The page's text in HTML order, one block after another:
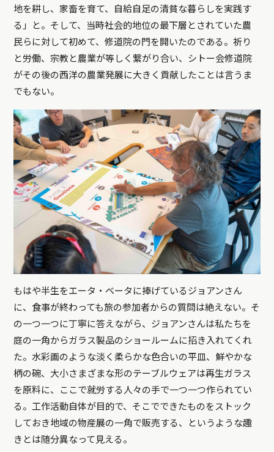
地を耕し、家畜を育て、自給自足の清貧な暮らしを実践す
る」と。そして、当時社会的地位の最下層とされていた農
民らに対して初めて、修道院の門を開いたのである。祈り
と労働、宗教と農業が等しく繋がり合い、シトー会修道院
がその後の西洋の農業発展に大きく貢献したことは言うま
でもない。
もはや半生をエータ・ベータに捧げているジョアンさん
に、食事が終わっても旅の参加者からの質問は絶えない。そ
の一つ一つに丁寧に答えながら、ジョアンさんは私たちを
庭の一角からガラス製品のショールームに招き入れてくれ
た。水彩画のような淡く柔らかな色合いの平皿、鮮やかな
柄の碗、大小さまざまな形のテーブルウェアは再生ガラス
を原料に、ここで就労する人々の手で一つ一つ作られてい
る。工作活動自体が目的で、そこでできたものをストック
しておき地域の物産展の一角で販売する、というような趣
きとは随分異なって見える。